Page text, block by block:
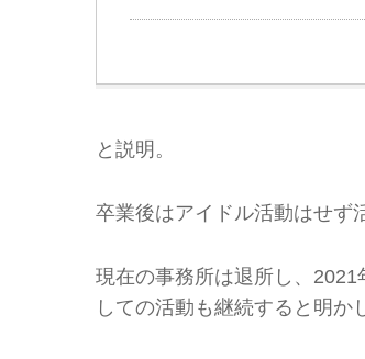
と説明。
卒業後はアイドル活動はせず
現在の事務所は退所し、
しての活動も継続すると明か